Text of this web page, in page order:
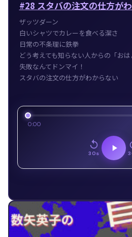
#28 スタバの注文の仕方が
ザッツダーン
白いシャツでカレーを食べる潔さ
日常の不条理に鉄拳
どう考えても知らない人からの「おは
失敗なんてドンマイ！
スタバの注文の仕方がわからない
0:00
30s